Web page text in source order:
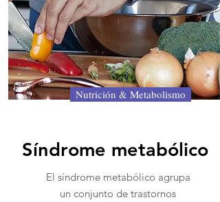
Nutrición & Metabolismo
Síndrome metabólico
El síndrome metabólico agrupa
un conjunto de trastornos